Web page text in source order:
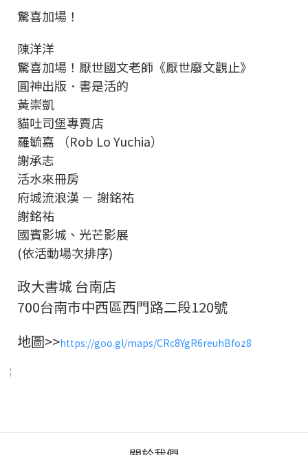
驚喜加場！
陳洋洋
驚喜加場！厭世國文老師《厭世廢文觀止》
圓神出版．書是活的
黃崇凱
貓吐司堡專賣店
羅毓嘉 （Rob Lo Yuchia）
謝承志
活水來冊房
府城流浪漢 － 謝銘祐
謝銘祐
國賓影城、光芒影展
(依活動場次排序)
政大書城 台南店
700台南市中西區西門路二段120號
地圖>>https://goo.gl/maps/CRc8YgR6reuhBfoz8